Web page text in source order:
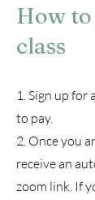
How
class
1. Sign up for
to pay.
2. Once you
receive an
zoom link. If